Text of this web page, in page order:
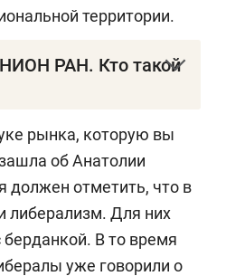
территории.
РАН. Кто такой
РАН
общественным наукам
журнала «Контуры
(в базе RSCI и
рынка, которую вы
об Анатолии
должен отметить, что в
либерализм. Для них
В то время
уже говорили о